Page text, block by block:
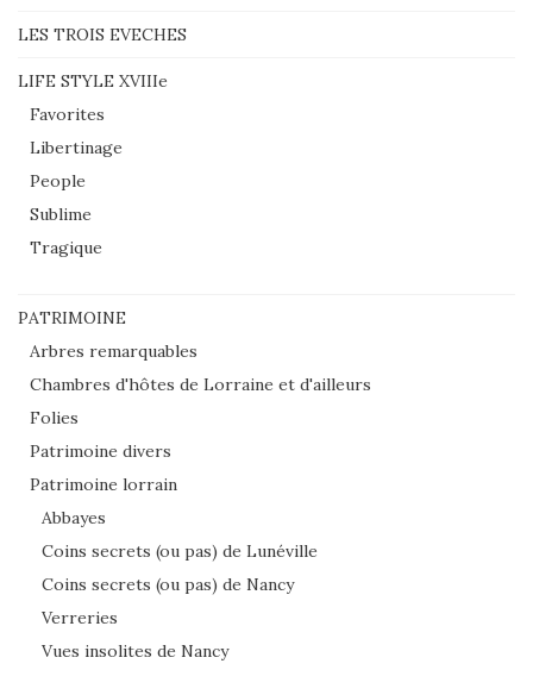
LES TROIS EVECHES
LIFE STYLE XVIIIe
Favorites
Libertinage
People
Sublime
Tragique
PATRIMOINE
Arbres remarquables
Chambres d'hôtes de Lorraine et d'ailleurs
Folies
Patrimoine divers
Patrimoine lorrain
Abbayes
Coins secrets (ou pas) de Lunéville
Coins secrets (ou pas) de Nancy
Verreries
Vues insolites de Nancy